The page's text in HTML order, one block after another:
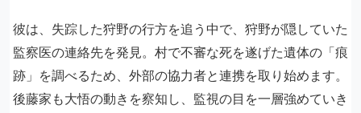
彼は、失踪した狩野の行方を追う中で、狩野が隠していた
監察医の連絡先を発見。村で不審な死を遂げた遺体の「痕
跡」を調べるため、外部の協力者と連携を取り始めます。
後藤家も大悟の動きを察知し、監視の目を一層強めていき